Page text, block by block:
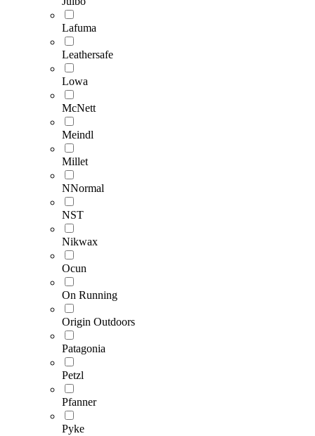
Lafuma
Leathersafe
Lowa
McNett
Meindl
Millet
NNormal
NST
Nikwax
Ocun
On Running
Origin Outdoors
Patagonia
Petzl
Pfanner
Pyke